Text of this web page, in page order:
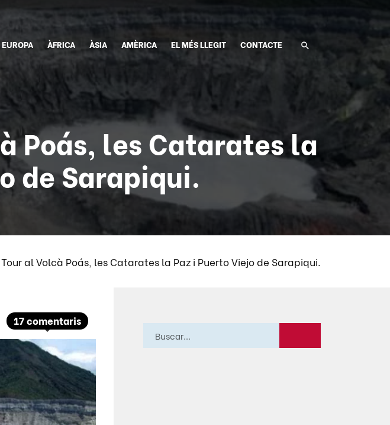
EUROPA ÀFRICA ÀSIA AMÈRICA EL MÉS LLEGIT CONTACTE
Poás, les Catarates la
de Sarapiqui.
Tour al Volcà Poás, les Catarates la Paz i Puerto Viejo de Sarapiqui.
17 comentaris